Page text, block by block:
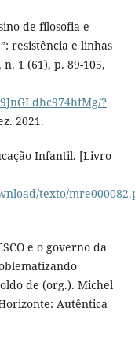
de filosofia e
resistência e linhas
n. 1 (61), p. 89-105,
?
2021.
Infantil. [Livro
texto/
e o governo da
de (org.). Michel
Autêntica